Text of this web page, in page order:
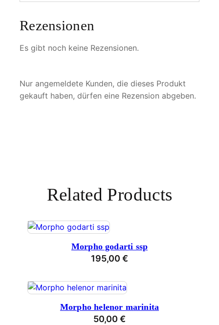
Rezensionen
Es gibt noch keine Rezensionen.
Nur angemeldete Kunden, die dieses Produkt
gekauft haben, dürfen eine Rezension abgeben.
Related Products
Morpho godarti ssp
195,00 €
Morpho helenor marinita
50,00 €